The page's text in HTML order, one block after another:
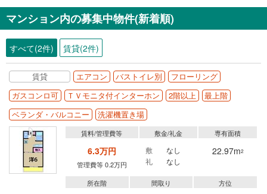
マンション内の募集中物件(新着順)
すべて(2件) 賃貸(2件)
賃貸 エアコン バストイレ別
フローリング
ガスコンロ可
ＴＶモニタ付インターホン 2階以上
最上階
ベランダ・バルコニー
洗濯機置き場
賃料/管理費等
6.3万円
管理費等 0.2万円
敷金/礼金
敷
なし
礼
なし
専有面積
22.97m2
所在階 間取り 方位